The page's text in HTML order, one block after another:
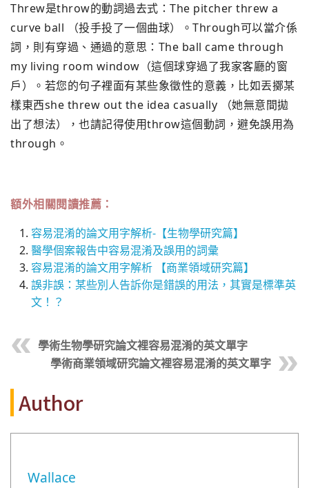
Threw是throw的動詞過去式：The pitcher threw a
curve ball （投手投了一個曲球）。Through可以當介係
詞，則有穿過、通過的意思：The ball came through
my living room window（這個球穿過了我家客廳的窗
戶）。若您的句子裡面有某些象徵性的意義，比如丟擲某
樣東西she threw out the idea casually （她無意間拋
出了想法），也請記得使用throw這個動詞，避免誤用為
through。
額外相關閱讀推薦：
容易混淆的論文用字解析-【生物學研究篇】
醫學個案報告中容易混淆及誤用的詞彙
容易混淆的論文用字解析 【商業領域研究篇】
誤非誤：某些別人告訴你是錯誤的用法，其實是標準英
文！？
學術生物學研究論文裡容易混淆的英文單字
學術商業領域研究論文裡容易混淆的英文單字
Author
Wallace